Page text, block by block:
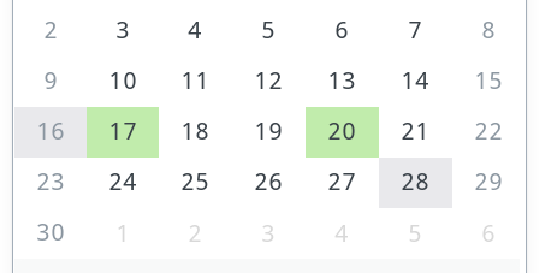
2
3 4 5 6 7
8
9
10 11 12 13 14
15
16
17 18 19 20 21
22
23
24 25 26 27 28
29
30
1 2 3 4 5 6